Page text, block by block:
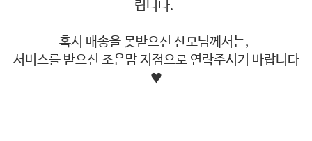
립니다.
혹시 배송을 못받으신 산모님께서는,
서비스를 받으신 조은맘 지점으로 연락주시기 바랍니다
♥